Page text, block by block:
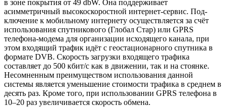
в зоне покрытия от 49 dbW. Она поддерживает
асимметричный высокоскоростной интернет-сервис. Под-
ключение к мобильному интернету осуществляется за счёт
использования спутникового (Глобал Стар) или GPRS
телефона-модема для организации исходящего канала, при
этом входящий трафик идёт с геостационарного спутника в
формате DVB. Скорость загрузки входящего трафика
составляет до 500 кбит/с как в движении, так и на стоянке.
Несомненным преимуществом использования данной
системы является уменьшение стоимости трафика в среднем в
десять раз. Кроме того, при использовании GPRS телефона в
10–20 раз увеличивается скорость обмена.